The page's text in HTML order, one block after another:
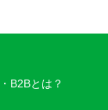
B2Bとは？